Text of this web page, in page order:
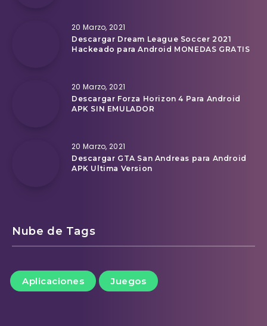
20 Marzo, 2021
Descargar Dream League Soccer 2021
Hackeado para Android MONEDAS GRATIS
20 Marzo, 2021
Descargar Forza Horizon 4 Para Android
APK SIN EMULADOR
20 Marzo, 2021
Descargar GTA San Andreas para Android
APK Ultima Version
Nube de Tags
Aplicaciones Juegos